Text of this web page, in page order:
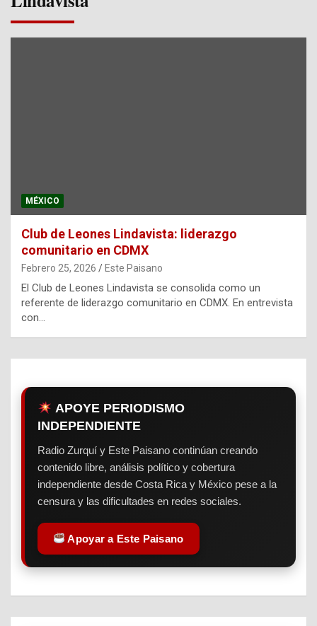
MÉXICO
Club de Leones Lindavista: liderazgo
comunitario en CDMX
Febrero 25, 2026 Este Paisano
El Club de Leones Lindavista se consolida como un
referente de liderazgo comunitario en CDMX. En entrevista
con…
APOYE PERIODISMO
INDEPENDIENTE
Radio Zurquí y Este Paisano continúan creando
contenido libre, análisis político y cobertura
independiente desde Costa Rica y México pese a la
censura y las dificultades en redes sociales.
Apoyar a Este Paisano